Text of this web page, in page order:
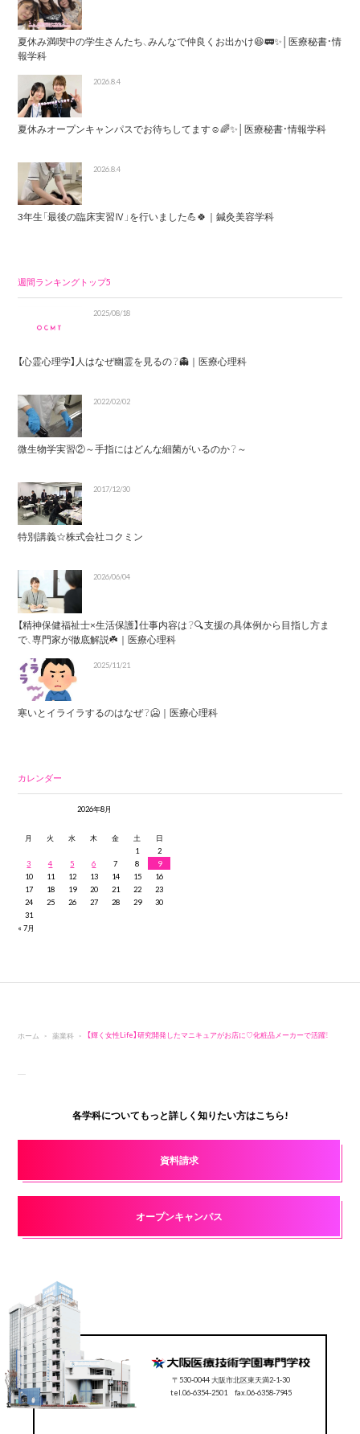
夏休み満喫中の学生さんたち、みんなで仲良くお出かけ😆🚃✨│医療秘書・情
報学科
2026.8.4
夏休みオープンキャンパスでお待ちしてます☺️🌈✨│医療秘書・情報学科
2026.8.4
3年生「最後の臨床実習Ⅳ」を行いました💪🍀｜鍼灸美容学科
週間ランキングトップ5
2025/08/18
【心霊心理学】人はなぜ幽霊を見るの？👻｜医療心理科
2022/02/02
微生物学実習②～手指にはどんな細菌がいるのか？～
2017/12/30
特別講義☆株式会社コクミン
2026/06/04
【精神保健福祉士×生活保護】仕事内容は？🔍支援の具体例から目指し方ま
で、専門家が徹底解説☘️｜医療心理科
2025/11/21
寒いとイライラするのはなぜ？🥶｜医療心理科
カレンダー
2026年8月
月 火 水 木 金 土
日
1
2
3
4 5 6 7 8
9
10
11 12 13 14 15
16
17
18 19 20 21 22
23
24
25 26 27 28 29
30
31
« 7月
ホーム 薬業科 【輝く女性Life】研究開発したマニキュアがお店に♡化粧品メーカーで活躍！
各学科についてもっと詳しく知りたい方はこちら!
資料請求
オープンキャンパス
〒530-0044 大阪市北区東天満2-1-30
tel.06-6354-2501 fax.06-6358-7945